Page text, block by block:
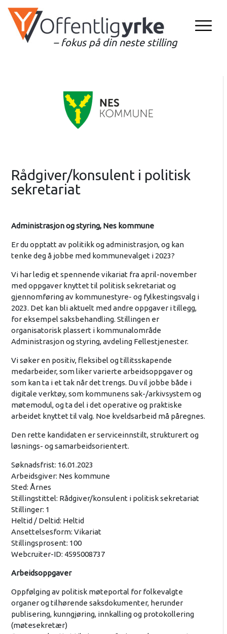
– fokus på din neste stilling
Rådgiver/konsulent i politisk
sekretariat
Administrasjon og styring, Nes kommune
Er du opptatt av politikk og administrasjon, og kan
tenke deg å jobbe med kommunevalget i 2023?
Vi har ledig et spennende vikariat fra april-november
med oppgaver knyttet til politisk sekretariat og
gjennomføring av kommunestyre- og fylkestingsvalg i
2023. Det kan bli aktuelt med andre oppgaver i tillegg,
for eksempel saksbehandling. Stillingen er
organisatorisk plassert i kommunalområde
Administrasjon og styring, avdeling Fellestjenester.
Vi søker en positiv, fleksibel og tillitsskapende
medarbeider, som liker varierte arbeidsoppgaver og
som kan ta i et tak når det trengs. Du vil jobbe både i
digitale verktøy, som kommunens sak-/arkivsystem og
møtemodul, og ta del i det operative og praktiske
arbeidet knyttet til valg. Noe kveldsarbeid må påregnes.
Den rette kandidaten er serviceinnstilt, strukturert og
løsnings- og samarbeidsorientert.
Søknadsfrist: 16.01.2023
Arbeidsgiver: Nes kommune
Sted: Årnes
Stillingstittel: Rådgiver/konsulent i politisk sekretariat
Stillinger: 1
Heltid / Deltid: Heltid
Ansettelsesform: Vikariat
Stillingsprosent: 100
Webcruiter-ID: 4595008737
Arbeidsoppgaver
Oppfølging av politisk møteportal for folkevalgte
organer og tilhørende saksdokumenter, herunder
publisering, kunngjøring, innkalling og protokollering
(møtesekretær)